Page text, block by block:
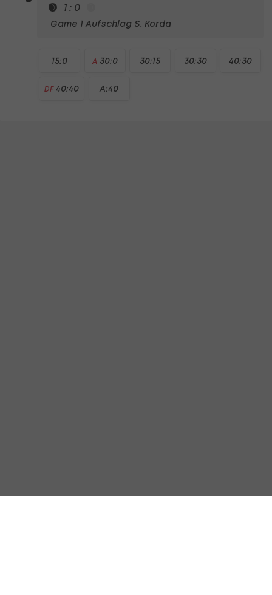
1 : 0
Game 1 Aufschlag S. Korda
15:0 A 30:0 30:15 30:30 40:30
DF40:40 A:40